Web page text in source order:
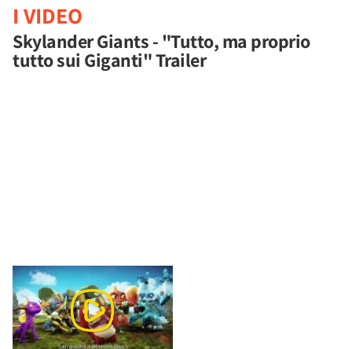
I VIDEO
Skylander Giants - "Tutto, ma proprio
tutto sui Giganti" Trailer